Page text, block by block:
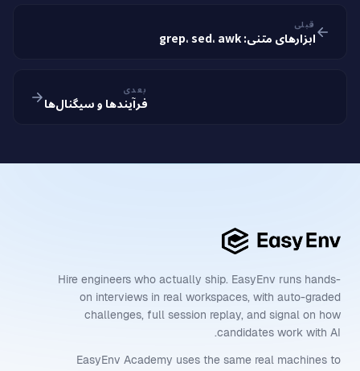
قبلی
ابزارهای متنی: grep، sed، awk
بعدی
فرآیندها و سیگنال‌ها
Hire engineers who actually ship. EasyEnv runs hands-
on interviews in real workspaces, with auto-graded
challenges, full session replay, and signal on how
candidates work with AI.
EasyEnv Academy uses the same real machines to